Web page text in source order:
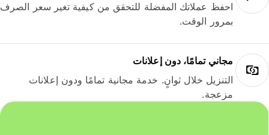
احفظ عملاتك المفضلة للتحقق من كيفية تغير سعر الصرف
بمرور الوقت.
مجاني تمامًا، دون إعلانات
التنزيل خلال ثوانٍ. خدمة مجانية تمامًا ودون إعلانات
مزعجة.